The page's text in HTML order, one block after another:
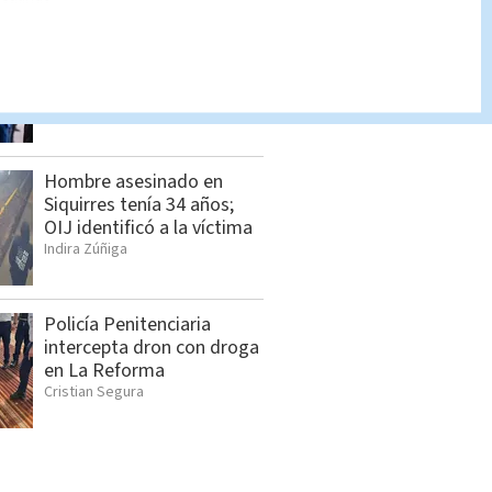
Cristian Segura
Hombre asesinado en
Siquirres tenía 34 años;
OIJ identificó a la víctima
Indira Zúñiga
Policía Penitenciaria
intercepta dron con droga
en La Reforma
Cristian Segura